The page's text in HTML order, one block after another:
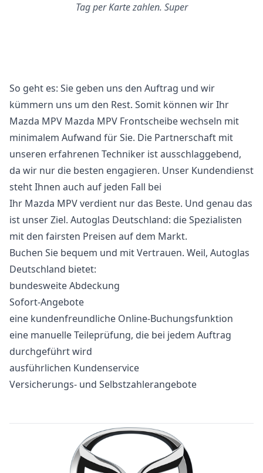
Tag per Karte zahlen. Super
So geht es: Sie geben uns den Auftrag und wir
kümmern uns um den Rest. Somit können wir Ihr
Mazda MPV Mazda MPV Frontscheibe wechseln mit
minimalem Aufwand für Sie. Die Partnerschaft mit
unseren erfahrenen Techniker ist ausschlaggebend,
da wir nur die besten engagieren. Unser Kundendienst
steht Ihnen auch auf jeden Fall bei
Ihr Mazda MPV verdient nur das Beste. Und genau das
ist unser Ziel. Autoglas Deutschland: die Spezialisten
mit den fairsten Preisen auf dem Markt.
Buchen Sie bequem und mit Vertrauen. Weil, Autoglas
Deutschland bietet:
bundesweite Abdeckung
Sofort-Angebote
eine kundenfreundliche Online-Buchungsfunktion
eine manuelle Teileprüfung, die bei jedem Auftrag
durchgeführt wird
ausführlichen Kundenservice
Versicherungs- und Selbstzahlerangebote